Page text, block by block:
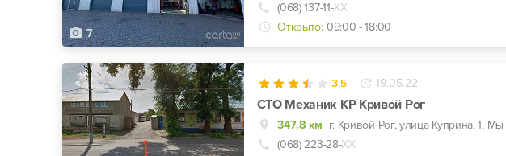
7
(068) 137-11-ХХ
Открыто: 09:00 - 18:00
3.5 19.05.22
СТО Механик КР Кривой Рог
347.8 км
(068) 223-28-ХХ